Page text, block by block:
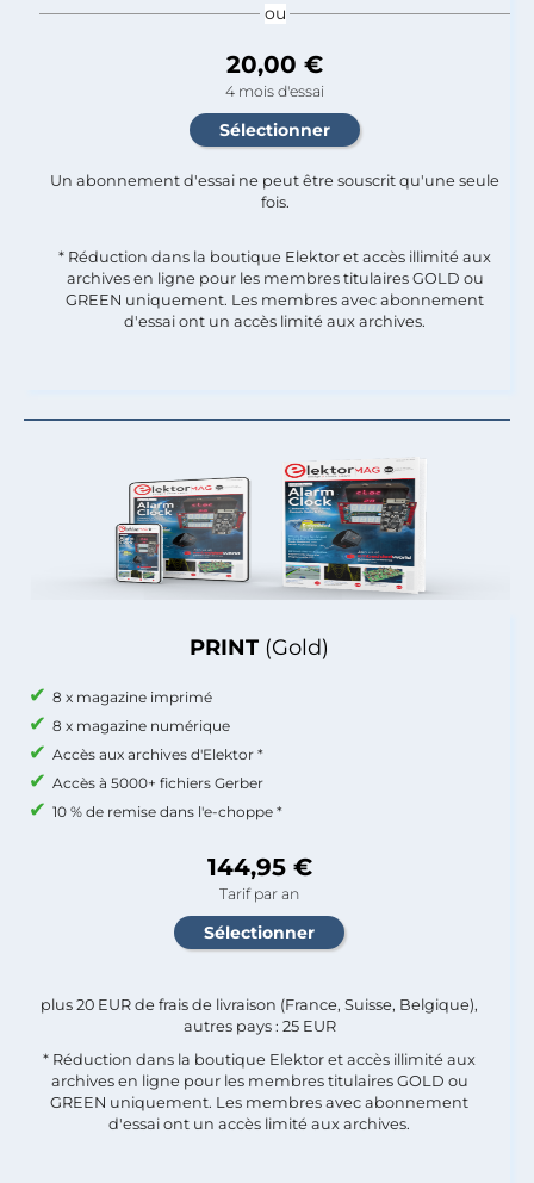
PRINT (Gold)
8 x magazine imprimé
8 x magazine numérique
Accès aux archives d'Elektor *
Accès à 5000+ fichiers Gerber
10 % de remise dans l'e-choppe *
144,95 €
Tarif par an
plus 20 EUR de frais de livraison (France, Suisse, Belgique),
autres pays : 25 EUR
* Réduction dans la boutique Elektor et accès illimité aux
archives en ligne pour les membres titulaires GOLD ou
GREEN uniquement. Les membres avec abonnement
d'essai ont un accès limité aux archives.
ou
20,00 €
4 mois d'essai
Un abonnement d'essai ne peut être souscrit qu'une seule
fois.​
* Réduction dans la boutique Elektor et accès illimité aux
archives en ligne pour les membres titulaires GOLD ou
GREEN uniquement. Les membres avec abonnement
d'essai ont un accès limité aux archives.